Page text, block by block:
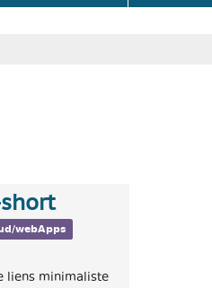
webApps
liens minimaliste